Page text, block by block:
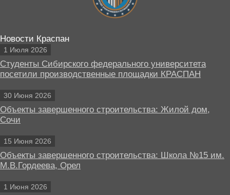
Новости Краспан
1 Июля 2026
Студенты Сибирского федерального университета
посетили производственные площадки КРАСПАН
30 Июня 2026
Объекты завершенного строительства: Жилой дом,
Сочи
15 Июня 2026
Объекты завершенного строительства: Школа №15 им.
М.В.Гордеева, Орел
1 Июня 2026